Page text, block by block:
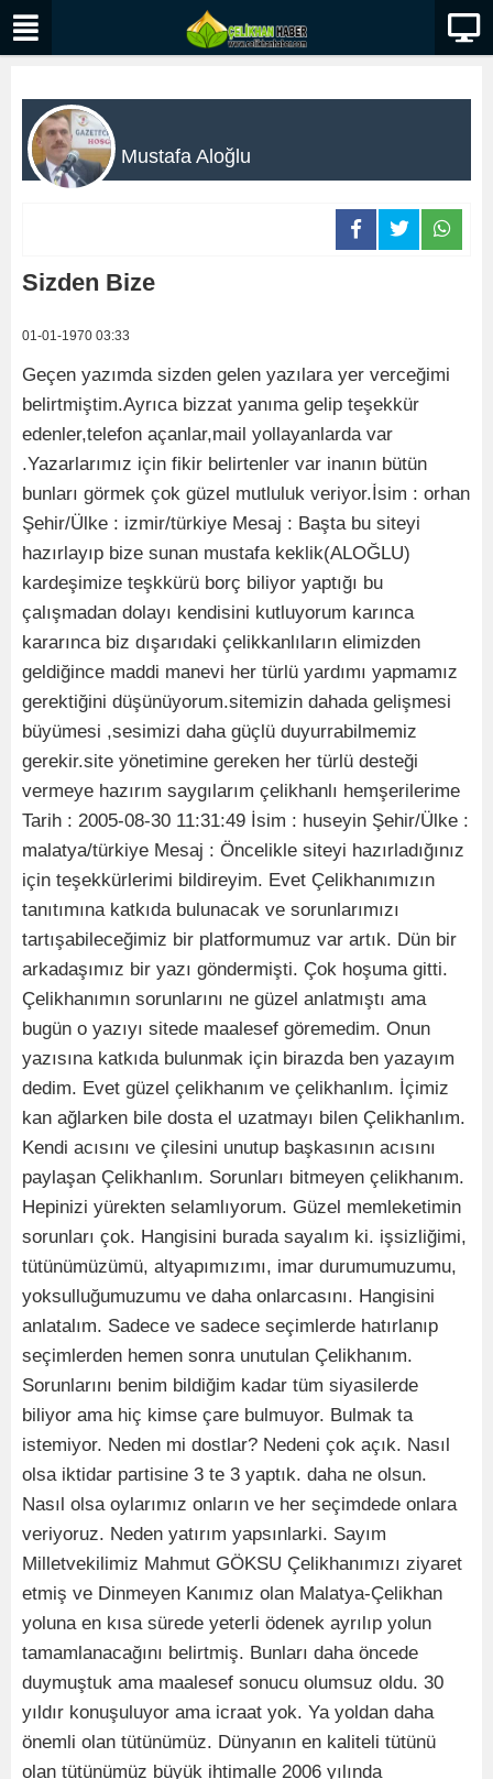
Mustafa Aloğlu
Sizden Bize
01-01-1970 03:33
Geçen yazımda sizden gelen yazılara yer verceğimi
belirtmiştim.Ayrıca bizzat yanıma gelip teşekkür
edenler,telefon açanlar,mail yollayanlarda var
.Yazarlarımız için fikir belirtenler var inanın bütün
bunları görmek çok güzel mutluluk veriyor.İsim : orhan
Şehir/Ülke : izmir/türkiye Mesaj : Başta bu siteyi
hazırlayıp bize sunan mustafa keklik(ALOĞLU)
kardeşimize teşkkürü borç biliyor yaptığı bu
çalışmadan dolayı kendisini kutluyorum karınca
kararınca biz dışarıdaki çelikkanlıların elimizden
geldiğince maddi manevi her türlü yardımı yapmamız
gerektiğini düşünüyorum.sitemizin dahada gelişmesi
büyümesi ,sesimizi daha güçlü duyurrabilmemiz
gerekir.site yönetimine gereken her türlü desteği
vermeye hazırım saygılarım çelikhanlı hemşerilerime
Tarih : 2005-08-30 11:31:49 İsim : huseyin Şehir/Ülke :
malatya/türkiye Mesaj : Öncelikle siteyi hazırladığınız
için teşekkürlerimi bildireyim. Evet Çelikhanımızın
tanıtımına katkıda bulunacak ve sorunlarımızı
tartışabileceğimiz bir platformumuz var artık. Dün bir
arkadaşımız bir yazı göndermişti. Çok hoşuma gitti.
Çelikhanımın sorunlarını ne güzel anlatmıştı ama
bugün o yazıyı sitede maalesef göremedim. Onun
yazısına katkıda bulunmak için birazda ben yazayım
dedim. Evet güzel çelikhanım ve çelikhanlım. İçimiz
kan ağlarken bile dosta el uzatmayı bilen Çelikhanlım.
Kendi acısını ve çilesini unutup başkasının acısını
paylaşan Çelikhanlım. Sorunları bitmeyen çelikhanım.
Hepinizi yürekten selamlıyorum. Güzel memleketimin
sorunları çok. Hangisini burada sayalım ki. işsizliğimi,
tütünümüzümü, altyapımızımı, imar durumumuzumu,
yoksulluğumuzumu ve daha onlarcasını. Hangisini
anlatalım. Sadece ve sadece seçimlerde hatırlanıp
seçimlerden hemen sonra unutulan Çelikhanım.
Sorunlarını benim bildiğim kadar tüm siyasilerde
biliyor ama hiç kimse çare bulmuyor. Bulmak ta
istemiyor. Neden mi dostlar? Nedeni çok açık. Nasıl
olsa iktidar partisine 3 te 3 yaptık. daha ne olsun.
Nasıl olsa oylarımız onların ve her seçimdede onlara
veriyoruz. Neden yatırım yapsınlarki. Sayım
Milletvekilimiz Mahmut GÖKSU Çelikhanımızı ziyaret
etmiş ve Dinmeyen Kanımız olan Malatya-Çelikhan
yoluna en kısa sürede yeterli ödenek ayrılıp yolun
tamamlanacağını belirtmiş. Bunları daha öncede
duymuştuk ama maalesef sonucu olumsuz oldu. 30
yıldır konuşuluyor ama icraat yok. Ya yoldan daha
önemli olan tütünümüz. Dünyanın en kaliteli tütünü
olan tütünümüz büyük ihtimalle 2006 yılında